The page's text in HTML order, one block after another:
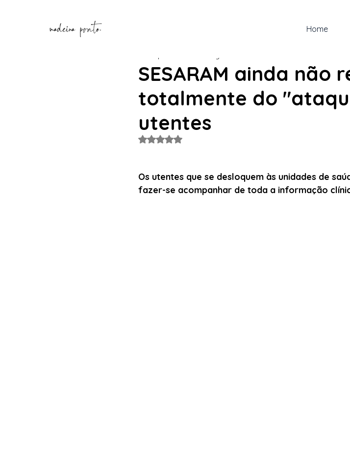
Home
SESARAM ainda não
totalmente do
utentes
Avaliado com NaN de 5 estrelas.
Os utentes que se desloquem às unidades de
fazer-se acompanhar de toda a informação